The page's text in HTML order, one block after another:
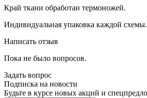
Край ткани обработан термоножей.
Индивидуальная упаковка каждой схемы.
Написать отзыв
Пока не было вопросов.
Задать вопрос
Подписка на новости
Будьте в курсе новых акций и